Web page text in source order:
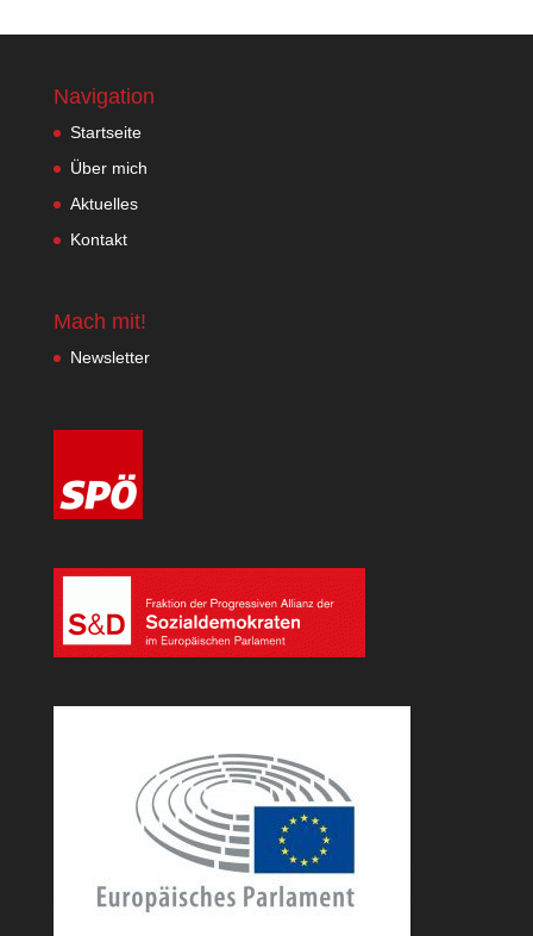
Navigation
Startseite
Über mich
Aktuelles
Kontakt
Mach mit!
Newsletter